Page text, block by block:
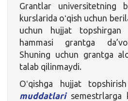
Grantlar universitetning
kurslarida oʻqish uchun
uchun hujjat topshirgan
hammasi grantga
Shuning uchun grantga
talab qilinmaydi.
Oʻqishga hujjat
muddatlari semestrlarga